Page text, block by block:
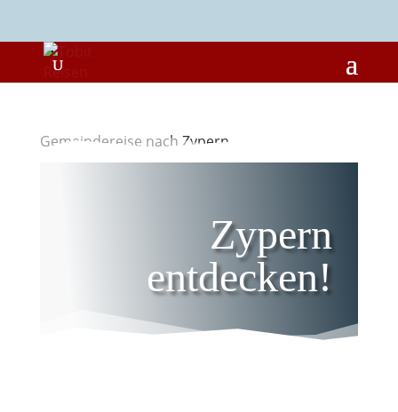
Gemeindereise nach Zypern
Zypern
entdecken!